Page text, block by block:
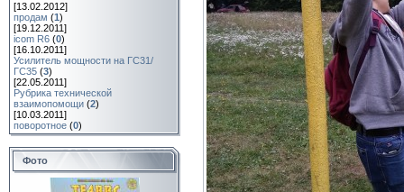
[13.02.2012]
продам (1)
[19.12.2011]
icom R6 (0)
[16.10.2011]
Усилитель мощности на ГС31/
ГС35 (3)
[22.05.2011]
Рубрика технической
взаимопомощи (2)
[10.03.2011]
поворотное (0)
Фото